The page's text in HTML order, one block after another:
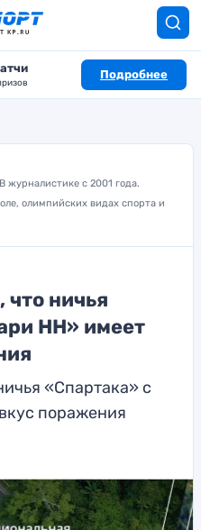
Подробнее
журналистике с 2001 года.
олимпийских видах спорта и
что ничья
НН» имеет
«Спартака» с
поражения